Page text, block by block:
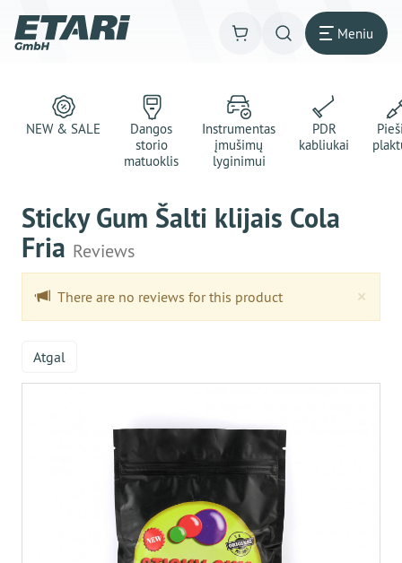
Meniu
NEW & SALE
Dangos
storio
matuoklis
Instrumentas
įmušimų
lyginimui
PDR
kabliukai
Sticky Gum Šalti klijais Cola
Fria Reviews
×
There are no reviews for this product
Atgal